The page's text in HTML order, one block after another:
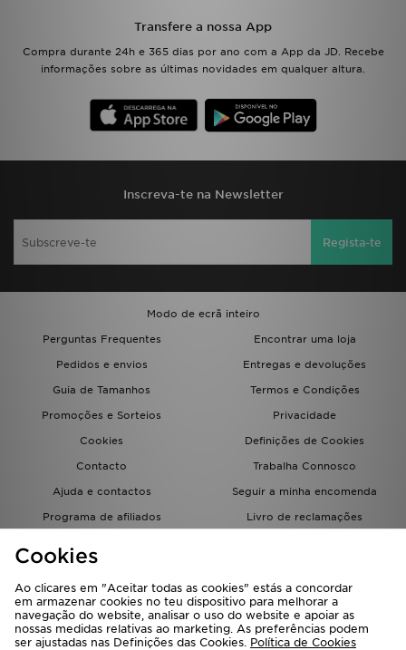
Transfere a nossa App
Compra durante 24h e 365 dias por ano com a App da JD. Recebe
informações sobre as últimas novidades em qualquer altura.
Inscreva-te na Newsletter
Regista-te
Modo de ecrã inteiro
Perguntas Frequentes
Encontrar uma loja
Pedidos e envios
Entregas e devoluções
Guia de Tamanhos
Termos e Condições
Promoções e Sorteios
Privacidade
Cookies
Definições de Cookies
Contacto
Trabalha Connosco
Ajuda e contactos
Seguir a minha encomenda
Programa de afiliados
Livro de reclamações
Cookies
Ao clicares em "Aceitar todas as cookies" estás a concordar
em armazenar cookies no teu dispositivo para melhorar a
navegação do website, analisar o uso do website e apoiar as
nossas medidas relativas ao marketing. As preferências podem
ser ajustadas nas Definições das Cookies. Política de Cookies